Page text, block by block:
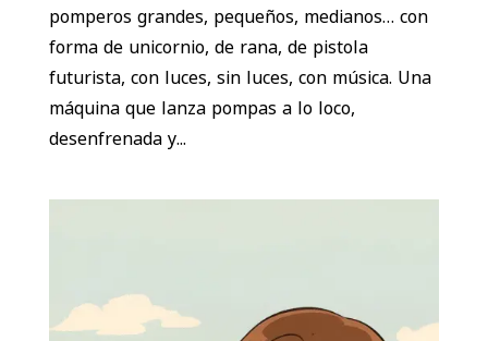
pomperos grandes, pequeños, medianos… con
forma de unicornio, de rana, de pistola
futurista, con luces, sin luces, con música. Una
máquina que lanza pompas a lo loco,
desenfrenada y...